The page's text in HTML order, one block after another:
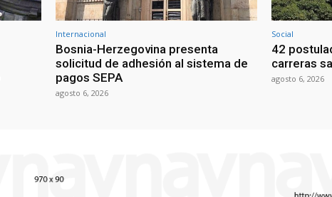
Internacional
Bosnia-Herzegovina presenta
solicitud de adhesión al sistema de
pagos SEPA
agosto 6, 2026
Social
42
carreras
agosto 6, 2026